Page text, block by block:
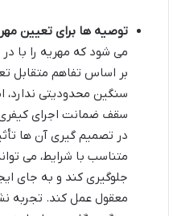
توصیه ها برای تعیین
می شود که مهریه را با در
بر اساس تفاهم متقابل
سنگین محدودیتی ندارد،
سقف ضمانت اجرای
در تصمیم گیری آن ها
متناسب با شرایط، می
جلوگیری کند و به جای
معقول عمل کند. تجربه